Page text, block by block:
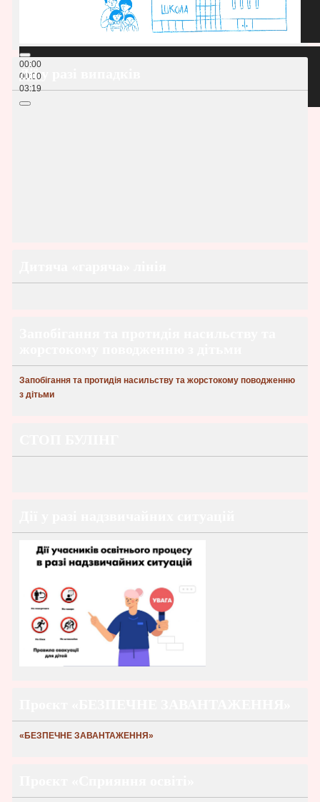
00:00
00:00
03:19
Дії у разі випадків
Запобігання та протидія насильству та жорстокому поводженню
з дітьми
«БЕЗПЕЧНЕ ЗАВАНТАЖЕННЯ»